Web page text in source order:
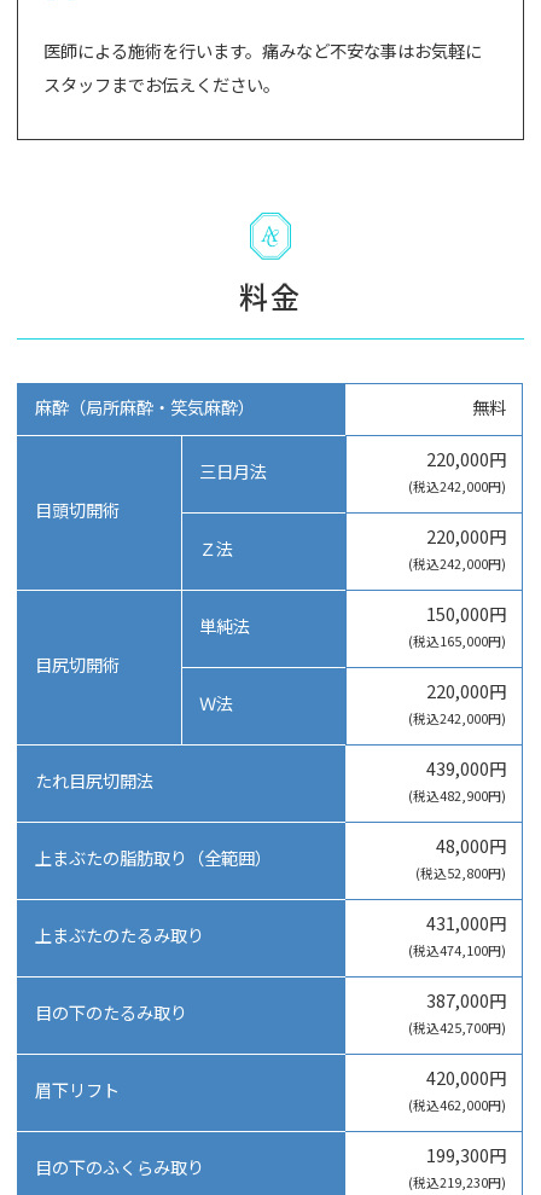
医師による施術を行います。痛みなど不安な事はお気軽に
スタッフまでお伝えください。
料金
麻酔（局所麻酔・笑気麻酔） 無料
目頭切開術
三日月法 220,000円
(税込242,000円)
Ｚ法 220,000円
(税込242,000円)
目尻切開術
単純法 150,000円
(税込165,000円)
Ｗ法 220,000円
(税込242,000円)
たれ目尻切開法 439,000円
(税込482,900円)
上まぶたの脂肪取り（全範囲） 48,000円
(税込52,800円)
上まぶたのたるみ取り 431,000円
(税込474,100円)
目の下のたるみ取り 387,000円
(税込425,700円)
眉下リフト 420,000円
(税込462,000円)
目の下のふくらみ取り 199,300円
(税込219,230円)